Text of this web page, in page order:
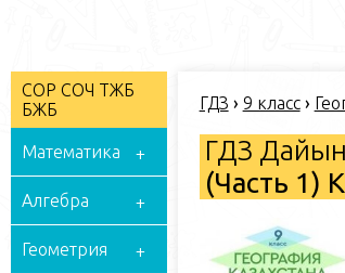
СОР СОЧ ТЖБ
БЖБ
Математика
Алгебра
Геометрия
ГДЗ › 9 класс›
ГДЗ
(Часть 1)